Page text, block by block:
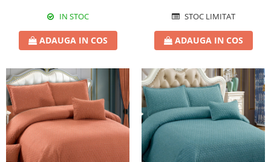
IN STOC
ADAUGA IN COS
STOC LIMITAT
ADAUGA IN COS